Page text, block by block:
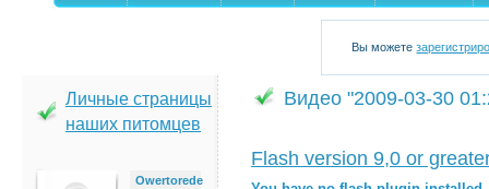
Вы можете
Личные страницы
наших питомцев
Owertorede
Видео "2009-03-30
Flash version 9,0 or